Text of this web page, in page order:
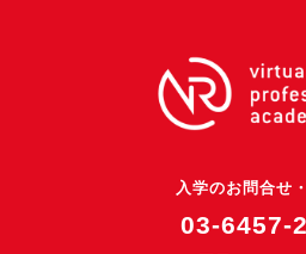
バーチャルイベントプラットフォ
3D空間キャプチャーアプリ『
入学のお問合せ
03-6457-